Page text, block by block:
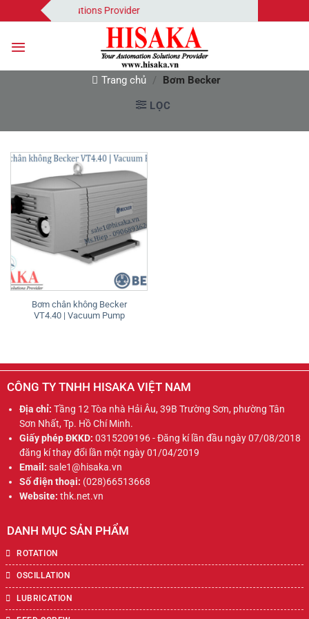
qua
nội
Automation Solutions Provider
Trang chủ / Bơm Becker
LỌC
Bơm chân không Becker
VT4.40 | Vacuum Pump
CÔNG TY TNHH HISAKA VIỆT NAM
Địa chỉ: Tầng 12 Tòa nhà Hải Âu, 39B Trường Sơn, phường Tân
Sơn Nhất, Tp. Hồ Chí Minh.
Giấy phép ĐKKD: 0315209196 - Đăng kí lần đầu ngày 07/08/2018
đăng kí thay đổi lần một ngày 01/04/2019
Email: sale1@hisaka.vn
Số điện thoại: (028)66513668
Website: thk.net.vn
DANH MỤC SẢN PHẨM
ROTATION
OSCILLATION
LUBRICATION